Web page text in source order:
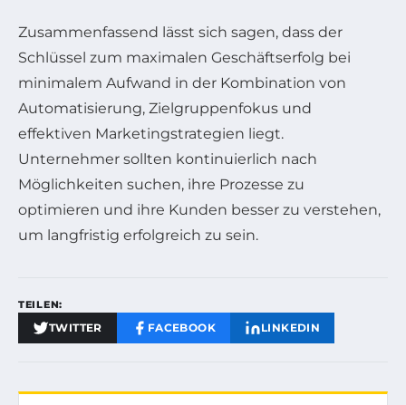
Zusammenfassend lässt sich sagen, dass der
Schlüssel zum maximalen Geschäftserfolg bei
minimalem Aufwand in der Kombination von
Automatisierung, Zielgruppenfokus und
effektiven Marketingstrategien liegt.
Unternehmer sollten kontinuierlich nach
Möglichkeiten suchen, ihre Prozesse zu
optimieren und ihre Kunden besser zu verstehen,
um langfristig erfolgreich zu sein.
TEILEN:
TWITTER FACEBOOK LINKEDIN